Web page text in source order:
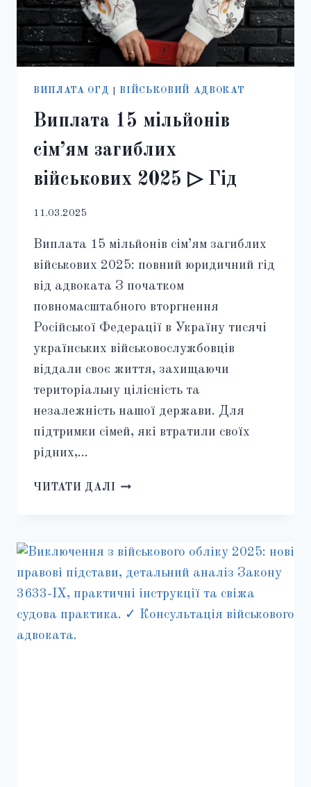
ВИПЛАТА ОГД |ВІЙСЬКОВИЙ АДВОКАТ
Виплата 15 мільйонів
сім’ям загиблих
військових 2025 ▷ Гід
11.03.2025
Виплата 15 мільйонів сім’ям загиблих
військових 2025: повний юридичний гід
від адвоката З початком
повномасштабного вторгнення
Російської Федерації в Україну тисячі
українських військовослужбовців
віддали своє життя, захищаючи
територіальну цілісність та
незалежність нашої держави. Для
підтримки сімей, які втратили своїх
рідних,…
ЧИТАТИ ДАЛІВИПЛАТА
ЗАГИБЛИХ
ВІЙСЬКОВИХ
ГІД